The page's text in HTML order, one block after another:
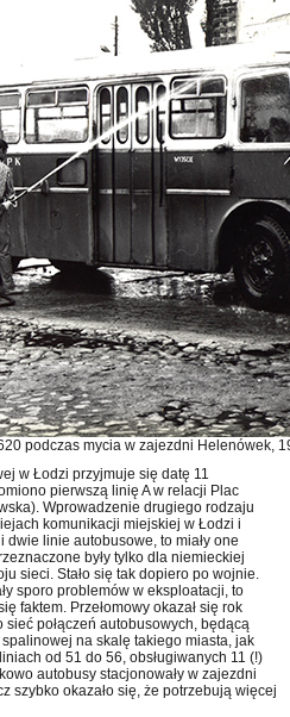
podczas mycia w zajezdni Helenówek,
w Łodzi przyjmuje się datę 11
pierwszą linię A w relacji Plac
Wprowadzenie drugiego rodzaju
komunikacji miejskiej w Łodzi i
linie autobusowe, to miały one
były tylko dla niemieckiej
sieci. Stało się tak dopiero po wojnie.
sporo problemów w eksploatacji, to
faktem. Przełomowy okazał się rok
połączeń autobusowych, będącą
na skalę takiego miasta, jak
od 51 do 56, obsługiwanych 11 (!)
autobusy stacjonowały w zajezdni
szybko okazało się, że potrzebują więcej